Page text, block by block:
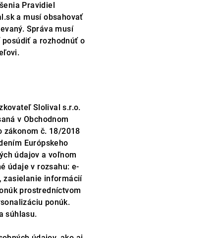
Pravidiel
a musí obsahovať
Správa musí
a rozhodnúť o
Slolival s.r.o.
v Obchodnom
zákonom č. 18/2018
Európskeho
údajov a voľnom
údaje v rozsahu: e-
zasielanie informácií
prostredníctvom
ponúk.
súhlasu.